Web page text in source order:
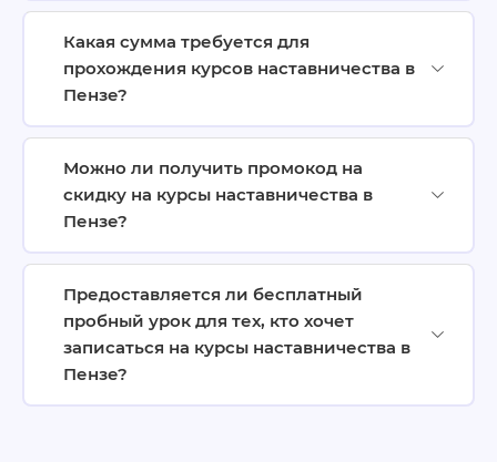
Какая сумма требуется для
прохождения курсов наставничества в
Пензе?
Можно ли получить промокод на
скидку на курсы наставничества в
Пензе?
Предоставляется ли бесплатный
пробный урок для тех, кто хочет
записаться на курсы наставничества в
Пензе?